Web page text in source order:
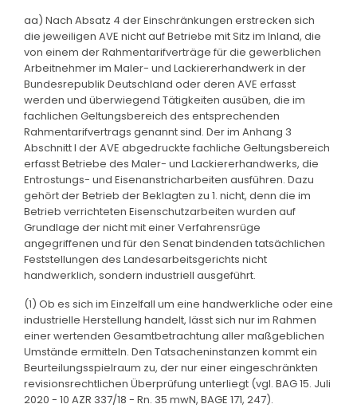
aa) Nach Absatz 4 der Einschränkungen erstrecken sich
die jeweiligen AVE nicht auf Betriebe mit Sitz im Inland, die
von einem der Rahmentarifverträge für die gewerblichen
Arbeitnehmer im Maler- und Lackiererhandwerk in der
Bundesrepublik Deutschland oder deren AVE erfasst
werden und überwiegend Tätigkeiten ausüben, die im
fachlichen Geltungsbereich des entsprechenden
Rahmentarifvertrags genannt sind. Der im Anhang 3
Abschnitt I der AVE abgedruckte fachliche Geltungsbereich
erfasst Betriebe des Maler- und Lackiererhandwerks, die
Entrostungs- und Eisenanstricharbeiten ausführen. Dazu
gehört der Betrieb der Beklagten zu 1. nicht, denn die im
Betrieb verrichteten Eisenschutzarbeiten wurden auf
Grundlage der nicht mit einer Verfahrensrüge
angegriffenen und für den Senat bindenden tatsächlichen
Feststellungen des Landesarbeitsgerichts nicht
handwerklich, sondern industriell ausgeführt.
(1) Ob es sich im Einzelfall um eine handwerkliche oder eine
industrielle Herstellung handelt, lässt sich nur im Rahmen
einer wertenden Gesamtbetrachtung aller maßgeblichen
Umstände ermitteln. Den Tatsacheninstanzen kommt ein
Beurteilungsspielraum zu, der nur einer eingeschränkten
revisionsrechtlichen Überprüfung unterliegt (vgl. BAG 15. Juli
2020 - 10 AZR 337/18 - Rn. 35 mwN, BAGE 171, 247).